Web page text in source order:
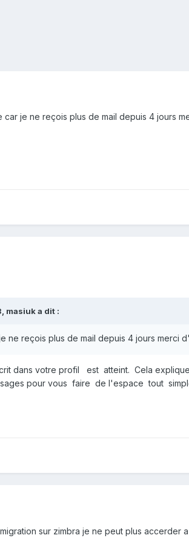
je ne reçois plus de mail depuis 4 jours
masiuka dit :
ne reçois plus de mail depuis 4 jours merci
dans votre profil est atteint. Cela
pour vous faire de l'espace tout
sur zimbra je ne peut plus accerder